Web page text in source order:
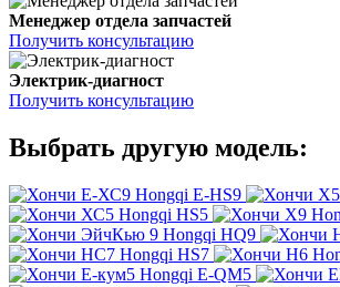
Менеджер отдела запчастей
Получить консультацию
Электрик-диагност
Получить консультацию
Выбрать другую модель:
Hongqi E-HS9
Hongqi HS5
Hongqi HQ9
Hongqi HS7
Hongqi E-QM5